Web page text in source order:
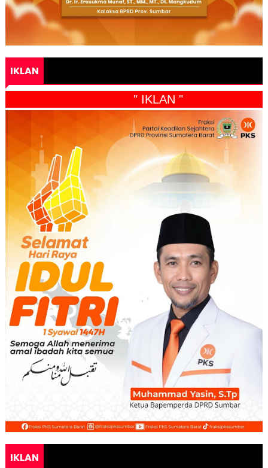
IKLAN
" IKLAN "
IKLAN